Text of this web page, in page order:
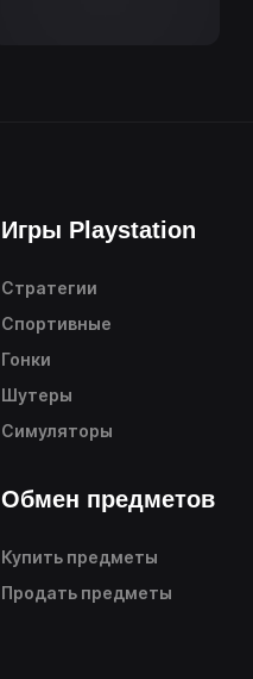
Игры Playstation
Стратегии
Спортивные
Гонки
Шутеры
Симуляторы
Обмен предметов
Купить предметы
Продать предметы